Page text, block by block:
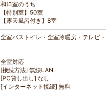
和洋室のうち
【特別室】50室
【露天風呂付き】8室
全室バストイレ・全室冷暖房・テレビ
全室対応
[接続方法] 無線LAN
[PC貸し出し] なし
[インターネット接続] 無料